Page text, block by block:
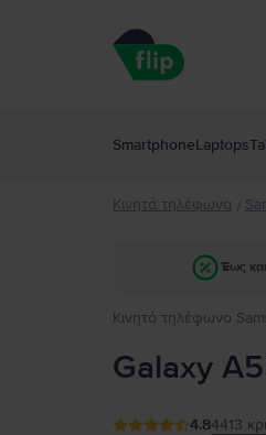
SmartphoneLaptops
Κινητά τηλέφωνα /
Έως
Κινητό τηλέφωνο
Galaxy
4.84413